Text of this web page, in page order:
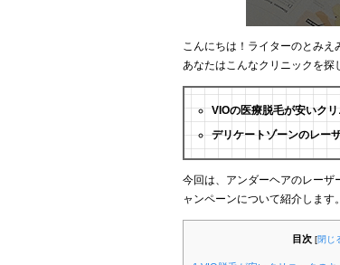
こんにちは！ライターのとみえ
あなたはこんなクリニックを探
VIOの医療脱毛が安いク
デリケートゾーンのレー
今回は、アンダーヘアのレーザ
ャンペーンについて紹介します。
目次 [閉じ